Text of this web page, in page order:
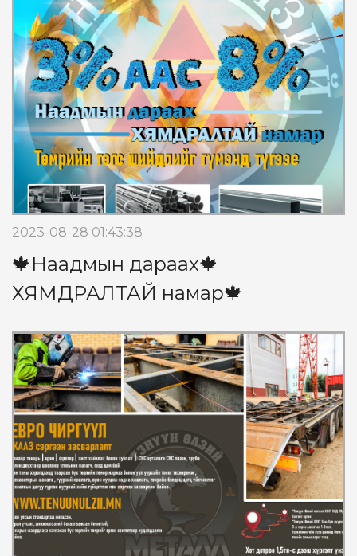
2023-08-28 01:43:38
🍁Наадмын дараах🍁
ХЯМДРАЛТАЙ намар🍁